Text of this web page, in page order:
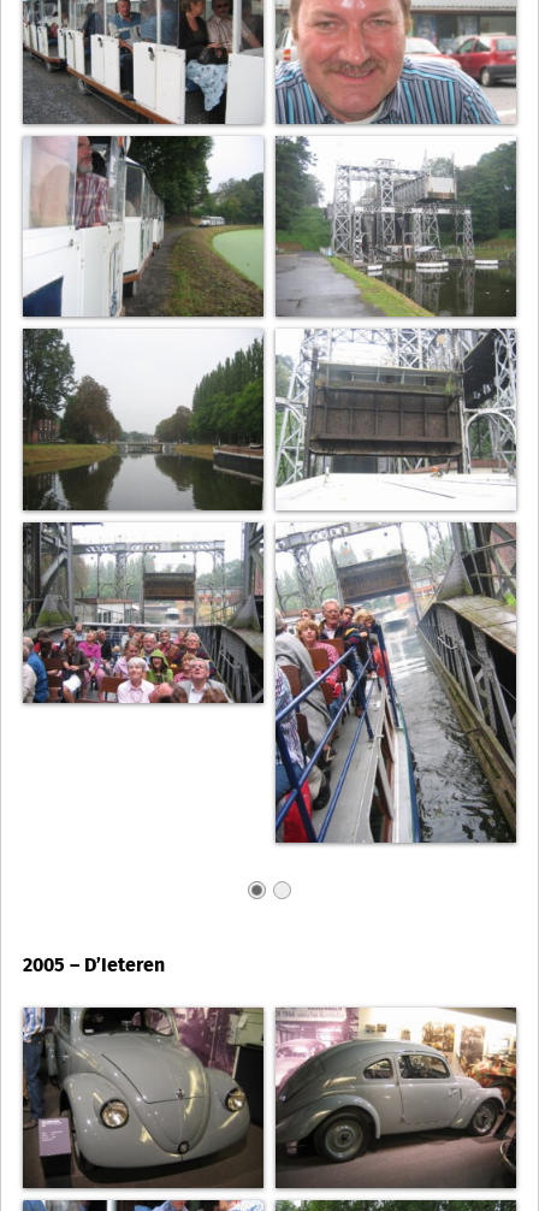
2005 – D’Ieteren